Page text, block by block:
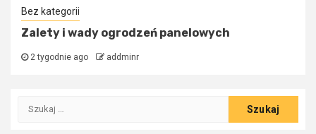
Bez kategorii
Zalety i wady ogrodzeń panelowych
2 tygodnie ago addminr
Szukaj: